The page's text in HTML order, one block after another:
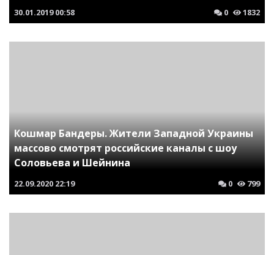
30.01.2019 00:58 0 1832
Кошмар Бандеры. Жители Западной Украины
массово смотрят российские каналы с шоу
Соловьева и Шейнина
22.09.2020 22:19 0 799